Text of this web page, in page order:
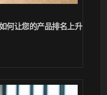
何让您的产品排名上升、销